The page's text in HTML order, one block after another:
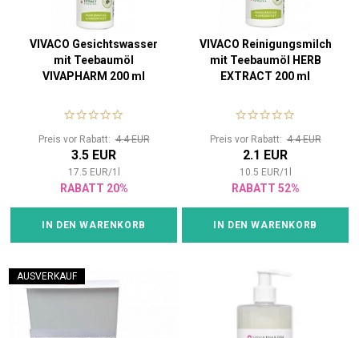
VIVACO Gesichtswasser
mit Teebaumöl
VIVAPHARM 200 ml
Preis vor Rabatt:4.4 EUR
3.5 EUR
17.5 EUR/1
RABATT 20%
IN DEN WARENKORB
VIVACO Reinigungsmilch
mit Teebaumöl HERB
EXTRACT 200 ml
Preis vor Rabatt:4.4 EUR
2.1 EUR
10.5 EUR/1
RABATT 52%
IN DEN WARENKORB
AUSVERKAUF